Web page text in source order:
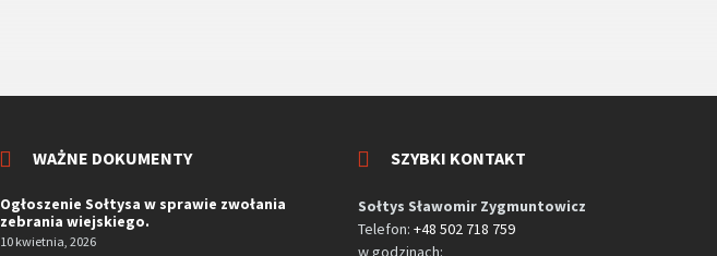
WAŻNE DOKUMENTY
Ogłoszenie Sołtysa w sprawie zwołania
zebrania wiejskiego.
10 kwietnia, 2026
SZYBKI KONTAKT
Sołtys Sławomir Zygmuntowicz
Telefon:+48 502 718 759
w godzinach: